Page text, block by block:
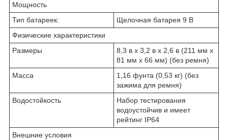
Мощность
Тип батареек:
Щелочная батарея 9 В
Физические характеристики
Размеры
8,3 в x 3,2 в x 2,6 в (211 мм x
81 мм x 66 мм) (без ремня)
Масса
1,16 фунта (0,53 кг) (без
зажима для ремня)
Водостойкость
Набор тестирования
водоустойчив и имеет
рейтинг IP64
Внешние условия